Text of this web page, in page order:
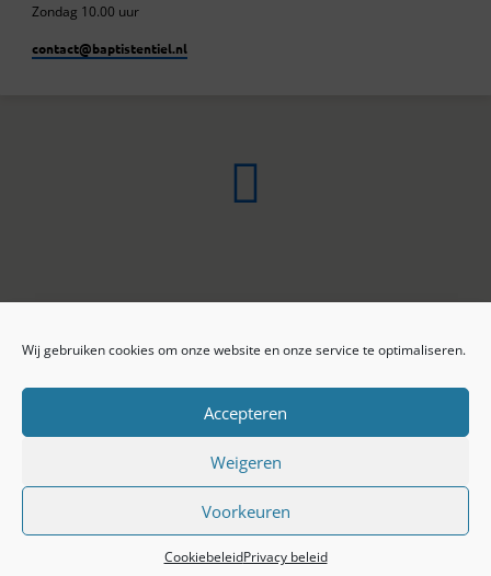
Wij gebruiken cookies om onze website en onze service te optimaliseren.
Accepteren
Weigeren
Voorkeuren
CookiebeleidPrivacy beleid
Zondag 10.00 uur
contact​@baptistentiel.nl
ONLINE ARCHIEF
Privacy beleid
© 2026 Baptistengemeente Tiel.